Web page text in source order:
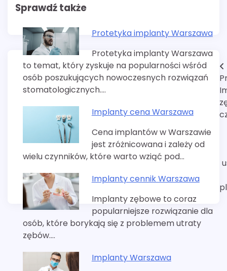
Sprawdź także
Protetyka implanty Warszawa
Protetyka implanty Warszawa
to temat, który zyskuje na popularności wśród
osób poszukujących nowoczesnych rozwiązań
stomatologicznych.…
Implanty cena Warszawa
Cena implantów w Warszawie
jest zróżnicowana i zależy od
wielu czynników, które warto wziąć pod…
Implanty cennik Warszawa
Implanty zębowe to coraz
popularniejsze rozwiązanie dla
osób, które borykają się z problemem utraty
zębów.…
Implanty Warszawa
Nawigacja
wpisu